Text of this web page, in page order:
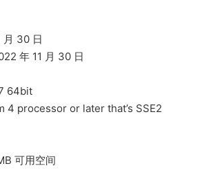
月 30 日
年 11 月 30 日
64bit
4 processor or later that’s SSE2
可用空间